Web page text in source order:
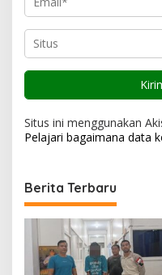
Situs ini menggunakan
Pelajari bagaimana data
Berita Terbaru